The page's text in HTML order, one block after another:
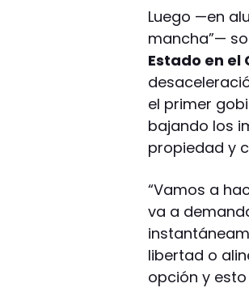
Luego —en
mancha”—
Estado en el
el primer
bajando los
propiedad y
“Vamos a
va a
libertad o
opción y